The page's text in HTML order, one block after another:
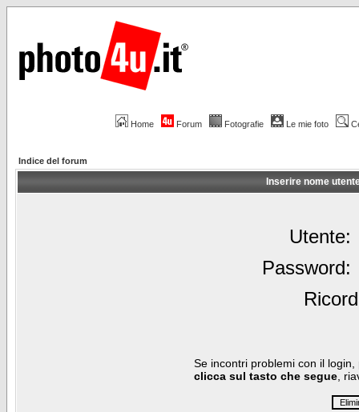
Home Forum Fotografie Le mie foto
Indice del forum
Inserire nome
Utente:
Password:
Se incontri problemi con il
clicca sul tasto che segue ,